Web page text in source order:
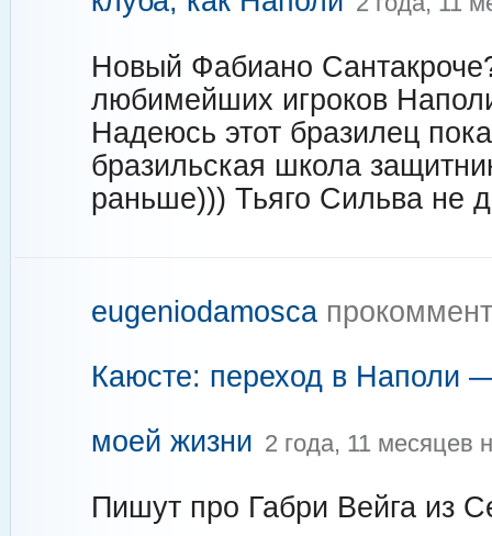
Новый Фабиано
любимейших игроков
Надеюсь этот бразилец
бразильская школа
раньше))) Тьяго Сильва не
eugeniodamosca
Каюсте: переход в Наполи
моей жизни 2 года, 11 месяцев
Пишут про Габри Вейга из